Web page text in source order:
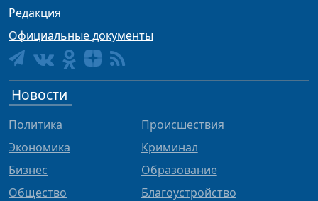
Редакция
Официальные документы
Новости
Политика
Экономика
Бизнес
Общество
Происшествия
Криминал
Образование
Благоустройство